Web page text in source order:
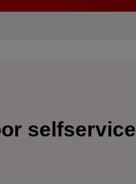
selfservice